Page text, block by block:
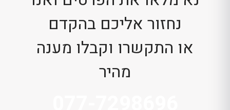
נחזור אליכם בהקדם
או התקשרו וקבלו מענה
מהיר